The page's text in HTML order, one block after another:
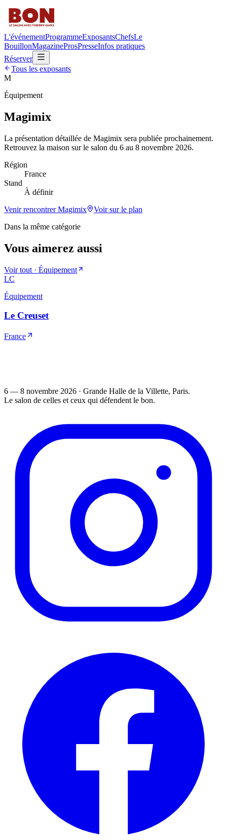
L'événementProgrammeExposantsChefsLe
BouillonMagazineProsPresseInfos pratiques
Réserver
Tous les exposants
M
Équipement
Magimix
La présentation détaillée de Magimix sera publiée prochainement.
Retrouvez la maison sur le salon du 6 au 8 novembre 2026.
Région
France
Stand
À définir
Venir rencontrerMagimix
Voir sur le plan
Dans la même catégorie
Vous aimerez aussi
Voir tout · Équipement
LC
Équipement
Le Creuset
France
6 — 8 novembre 2026 · Grande Halle de la Villette, Paris.
Le salon de celles et ceux qui défendent le bon.